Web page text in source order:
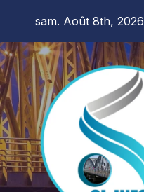
content
sam. Août 8th, 2026